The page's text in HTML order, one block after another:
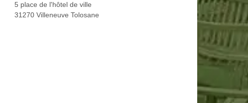
5 place de l'hôtel de ville
31270 Villeneuve Tolosane